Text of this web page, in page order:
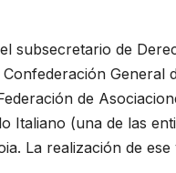
subsecretario de
General
de
Italiano (una de las
La realización de